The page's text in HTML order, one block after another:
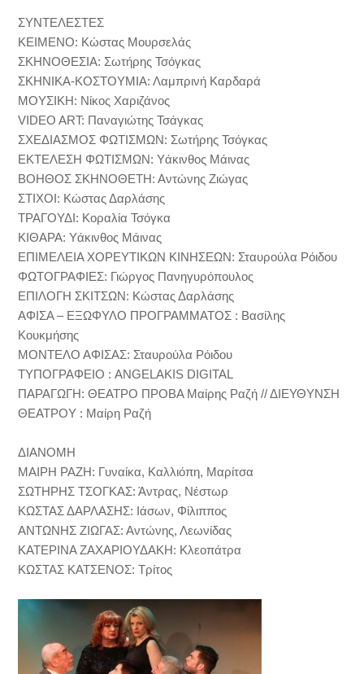
ΣΥΝΤΕΛΕΣΤΕΣ
ΚΕΙΜΕΝΟ: Κώστας Μουρσελάς
ΣΚΗΝΟΘΕΣΙΑ: Σωτήρης Τσόγκας
ΣΚΗΝΙΚΑ-ΚΟΣΤΟΥΜΙΑ: Λαμπρινή Καρδαρά
ΜΟΥΣΙΚΗ: Νίκος Χαριζάνος
VIDEO ART: Παναγιώτης Τσάγκας
ΣΧΕΔΙΑΣΜΟΣ ΦΩΤΙΣΜΩΝ: Σωτήρης Τσόγκας
ΕΚΤΕΛΕΣΗ ΦΩΤΙΣΜΩΝ: Υάκινθος Μάινας
ΒΟΗΘΟΣ ΣΚΗΝΟΘΕΤΗ: Αντώνης Ζιώγας
ΣΤΙΧΟΙ: Κώστας Δαρλάσης
ΤΡΑΓΟΥΔΙ: Κοραλία Τσόγκα
ΚΙΘΑΡΑ: Υάκινθος Μάινας
ΕΠΙΜΕΛΕΙΑ ΧΟΡΕΥΤΙΚΩΝ ΚΙΝΗΣΕΩΝ: Σταυρούλα Ρόιδου
ΦΩΤΟΓΡΑΦIEΣ: Γιώργος Πανηγυρόπουλος
ΕΠΙΛΟΓΗ ΣΚΙΤΣΩΝ: Κώστας Δαρλάσης
ΑΦΙΣΑ – ΕΞΩΦΥΛΟ ΠΡΟΓΡΑΜΜΑΤΟΣ : Βασίλης
Κουκμήσης
ΜΟΝΤΕΛΟ ΑΦΙΣΑΣ: Σταυρούλα Ρόιδου
ΤΥΠΟΓΡΑΦΕΙΟ : ANGELAKIS DIGITAL
ΠΑΡΑΓΩΓΗ: ΘΕΑΤΡΟ ΠΡΟΒΑ Μαίρης Ραζή // ΔΙΕΥΘΥΝΣΗ
ΘΕΑΤΡΟΥ : Μαίρη Ραζή
ΔΙΑΝΟΜΗ
ΜΑΙΡΗ ΡΑΖΗ: Γυναίκα, Καλλιόπη, Μαρίτσα
ΣΩΤΗΡΗΣ ΤΣΟΓΚΑΣ: Άντρας, Νέστωρ
ΚΩΣΤΑΣ ΔΑΡΛΑΣΗΣ: Ιάσων, Φίλιππος
ΑΝΤΩΝΗΣ ΖΙΩΓΑΣ: Αντώνης, Λεωνίδας
ΚΑΤΕΡΙΝΑ ΖΑΧΑΡΙΟΥΔΑΚΗ: Κλεοπάτρα
ΚΩΣΤΑΣ ΚΑΤΣΕΝΟΣ: Τρίτος